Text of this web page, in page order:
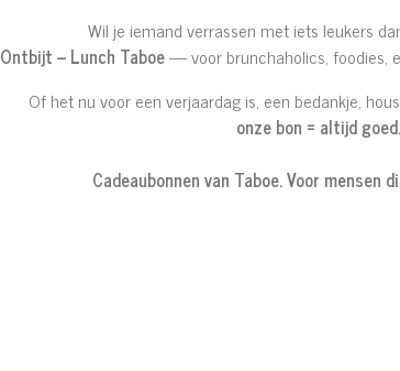
Wil je iemand verrassen met iets leukers
Ontbijt – Lunch Taboe— voor brunchaholics, foodies,
Of het nu voor een verjaardag is, een bedankje,
onze bon = altijd goed.
Cadeaubonnen van Taboe. Voor mensen